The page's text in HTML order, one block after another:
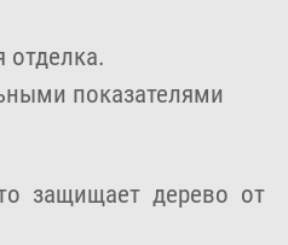
отделка.
показателями
защищает дерево от